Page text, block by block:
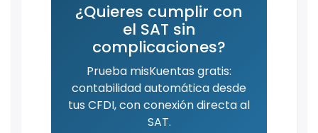
¿Quieres cumplir con
el SAT sin
complicaciones?
Prueba misKuentas gratis:
contabilidad automática desde
tus CFDI, con conexión directa al
SAT.